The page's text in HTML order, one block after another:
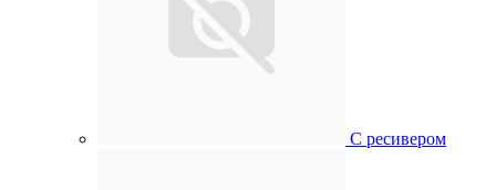
С ресивером